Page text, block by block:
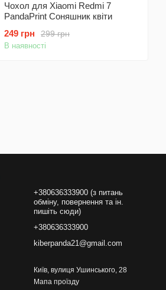
Чохол для Xiaomi Redmi 7
PandaPrint Соняшник квіти
299 грн
249 грн
В наявності
+380636333900 (з питань
обміну, повернення та ін.
пишіть сюди)
+380636333900
kiberpanda21@gmail.com
Київ, вулиця Ушинського, 28
Мапа проїзду